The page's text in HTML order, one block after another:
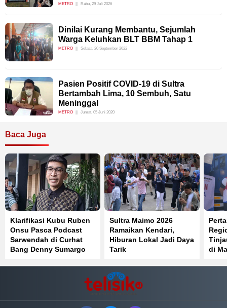
METRO Rabu, 29 Juli 2026
Dinilai Kurang Membantu, Sejumlah
Warga Keluhkan BLT BBM Tahap 1
METRO Selasa, 20 September 2022
Pasien Positif COVID-19 di Sultra
Bertambah Lima, 10 Sembuh, Satu
Meninggal
METRO Jumat, 05 Juni 2020
Baca Juga
Klarifikasi Kubu Ruben
Onsu Pasca Podcast
Sarwendah di Curhat
Bang Denny Sumargo
Sultra Maimo 2026
Ramaikan Kendari,
Hiburan Lokal Jadi Daya
Tarik
di